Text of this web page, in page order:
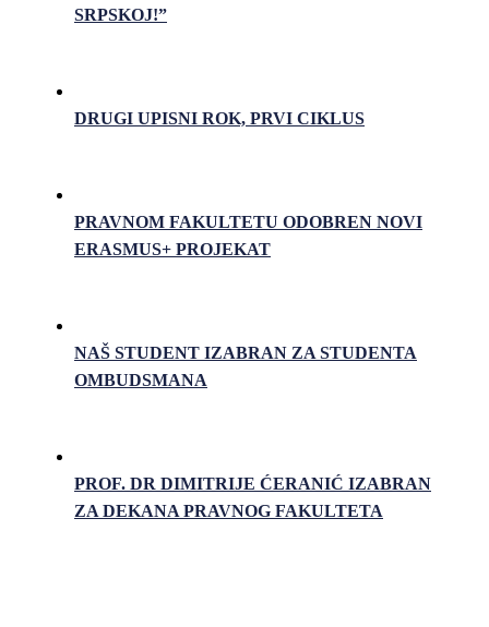
SRPSKOJ!”
DRUGI UPISNI ROK, PRVI CIKLUS
PRAVNOM FAKULTETU ODOBREN NOVI
ERASMUS+ PROJEKAT
NAŠ STUDENT IZABRAN ZA STUDENTA
OMBUDSMANA
PROF. DR DIMITRIJE ĆERANIĆ IZABRAN
ZA DEKANA PRAVNOG FAKULTETA